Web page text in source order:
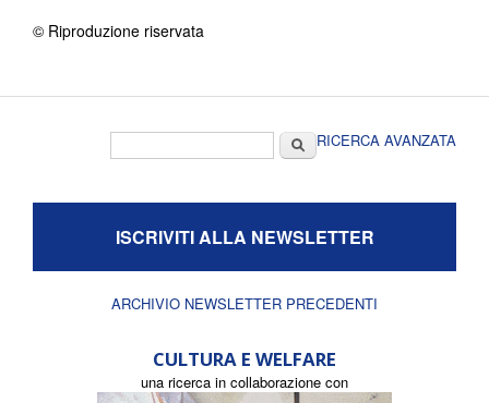
© Riproduzione riservata
CercaRICERCA AVANZATA
ISCRIVITI ALLA NEWSLETTER
ARCHIVIO NEWSLETTER PRECEDENTI
CULTURA E WELFARE
una ricerca in collaborazione con